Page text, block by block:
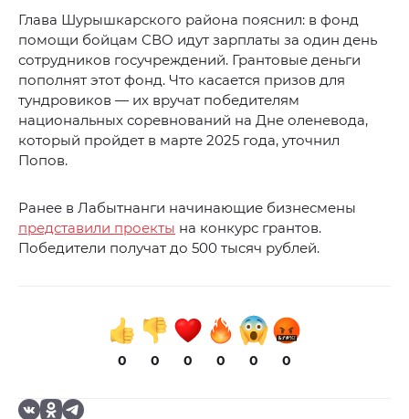
Глава Шурышкарского района пояснил: в фонд
помощи бойцам СВО идут зарплаты за один день
сотрудников госучреждений. Грантовые деньги
пополнят этот фонд. Что касается призов для
тундровиков — их вручат победителям
национальных соревнований на Дне оленевода,
который пройдет в марте 2025 года, уточнил
Попов.
Ранее в Лабытнанги начинающие бизнесмены
представили проекты на конкурс грантов.
Победители получат до 500 тысяч рублей.
0 0 0 0 0 0